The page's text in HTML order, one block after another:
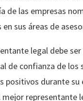
de las empresas
sus áreas de
legal debe ser
de confianza de los
positivos durante su
mejor representante